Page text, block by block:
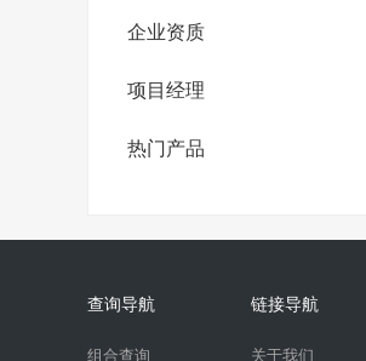
企业资质
项目经理
热门产品
查询导航
组合查询
链接导航
关于我们